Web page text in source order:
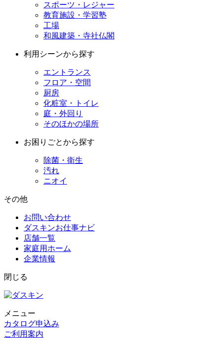
スポーツ・レジャー
教育施設・学習塾
工場
和風建築・寺社仏閣
利用シーンから探す
エントランス
フロア・空間
厨房
化粧室・トイレ
庭・外回り
そのほかの場所
お困りごとから探す
除菌・衛生
汚れ
ニオイ
その他
お問い合わせ
ダスキンお仕事ナビ
店舗一覧
家庭用ホーム
企業情報
閉じる
メニュー
カタログ申込み
ご利用案内